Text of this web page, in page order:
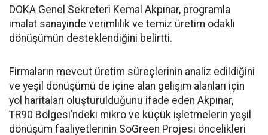
DOKA Genel Sekreteri Kemal Akpınar, programla
imalat sanayinde verimlilik ve temiz üretim odaklı
dönüşümün desteklendiğini belirtti.
Firmaların mevcut üretim süreçlerinin analiz edildiğini
ve yeşil dönüşümü de içine alan gelişim alanları için
yol haritaları oluşturulduğunu ifade eden Akpınar,
TR90 Bölgesi’ndeki mikro ve küçük işletmelerin yeşil
dönüşüm faaliyetlerinin SoGreen Projesi öncelikleri